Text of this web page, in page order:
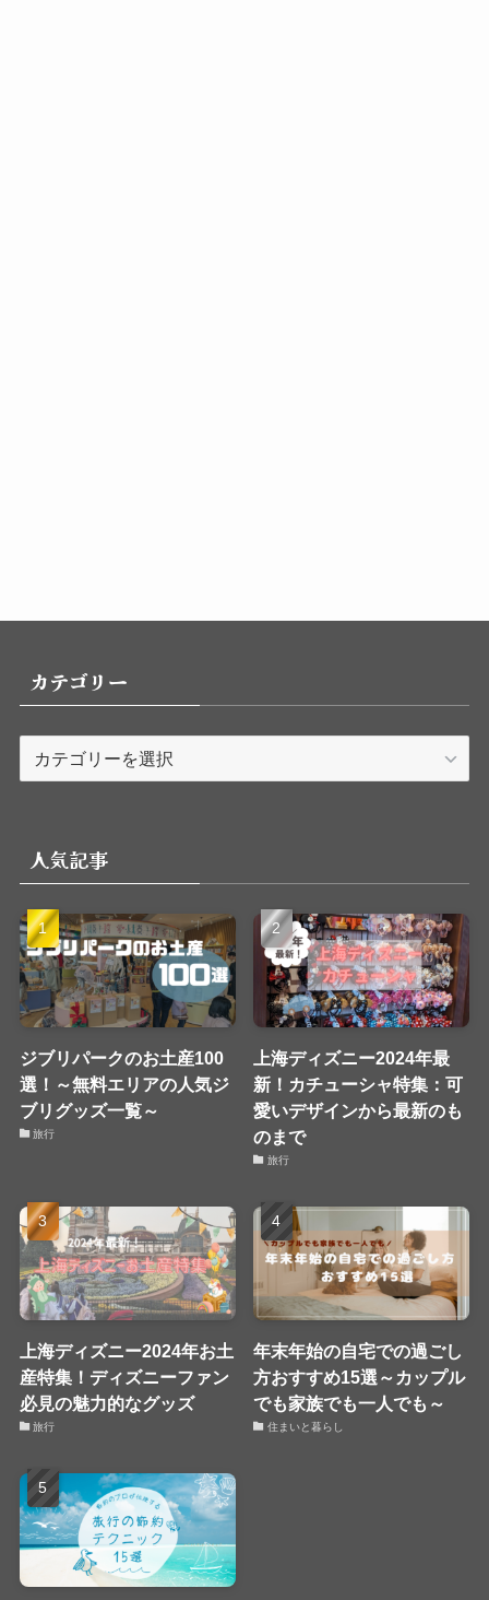
カテゴリー
ー人気記事
ジブリパークのお土産100
選！～無料エリアの人気ジ
ブリグッズ一覧～
旅行
上海ディズニー2024年最
新！カチューシャ特集：可
愛いデザインから最新のも
のまで
旅行
上海ディズニー2024年お土
産特集！ディズニーファン
必見の魅力的なグッズ
旅行
年末年始の自宅での過ごし
方おすすめ15選～カップル
でも家族でも一人でも～
住まいと暮らし